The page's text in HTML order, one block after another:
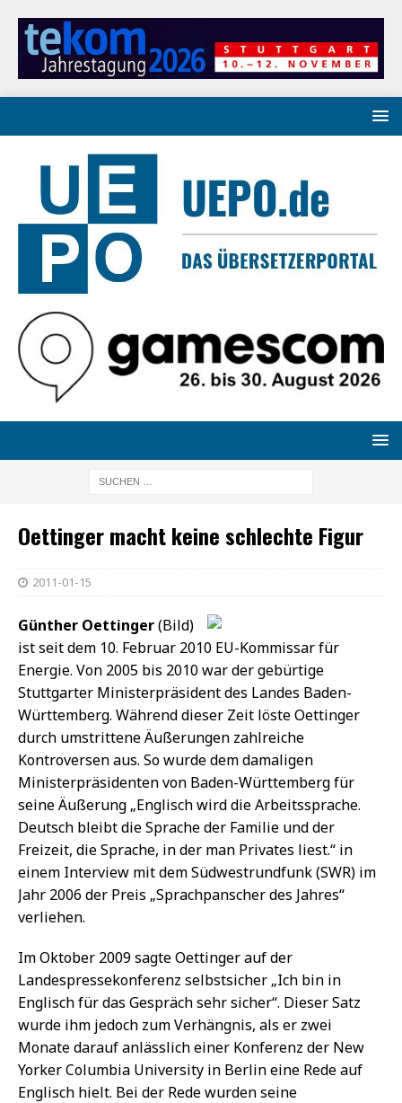
Oettinger macht keine schlechte Figur
2011-01-15
Günther Oettinger(Bild)
ist seit dem 10. Februar 2010 EU-Kommissar für
Energie. Von 2005 bis 2010 war der gebürtige
Stuttgarter Ministerpräsident des Landes Baden-
Württemberg. Während dieser Zeit löste Oettinger
durch umstrittene Äußerungen zahlreiche
Kontroversen aus. So wurde dem damaligen
Ministerpräsidenten von Baden-Württemberg für
seine Äußerung „Englisch wird die Arbeitssprache.
Deutsch bleibt die Sprache der Familie und der
Freizeit, die Sprache, in der man Privates liest.“ in
einem Interview mit dem Südwestrundfunk (SWR) im
Jahr 2006 der Preis „Sprachpanscher des Jahres“
verliehen.
Im Oktober 2009 sagte Oettinger auf der
Landespressekonferenz selbstsicher „Ich bin in
Englisch für das Gespräch sehr sicher“. Dieser Satz
wurde ihm jedoch zum Verhängnis, als er zwei
Monate darauf anlässlich einer Konferenz der New
Yorker Columbia University in Berlin eine Rede auf
Englisch hielt. Bei der Rede wurden seine